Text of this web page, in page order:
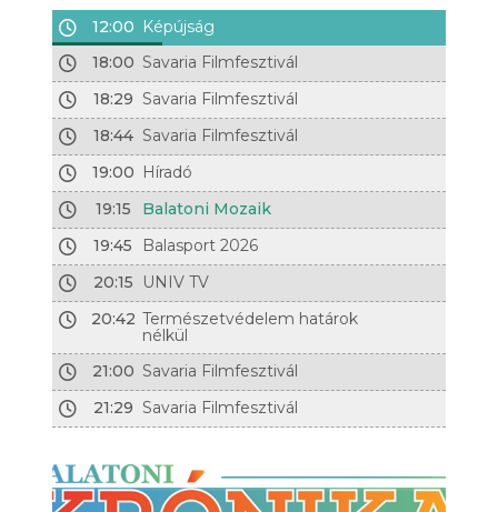
12:00 Képújság
18:00 Savaria Filmfesztivál
18:29 Savaria Filmfesztivál
18:44 Savaria Filmfesztivál
19:00 Híradó
19:15
Balatoni Mozaik
19:45
Balasport 2026
20:15
UNIV TV
20:42 Természetvédelem határok
nélkül
21:00 Savaria Filmfesztivál
21:29 Savaria Filmfesztivál